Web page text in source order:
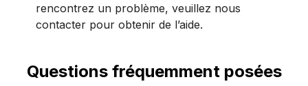
rencontrez un problème, veuillez nous
contacter pour obtenir de l’aide.
Questions fréquemment posées